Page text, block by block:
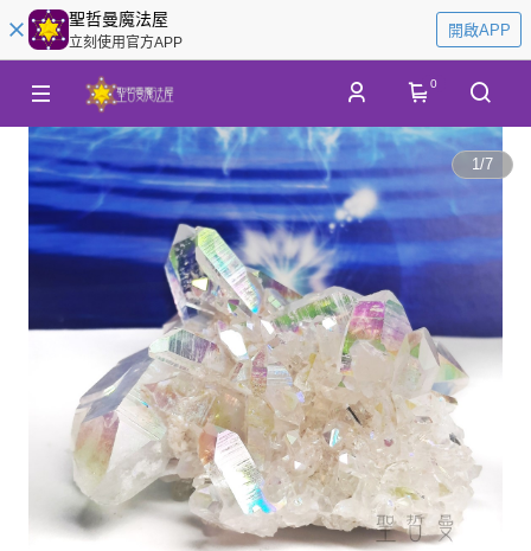
聖哲曼魔法屋
立刻使用官方APP
開啟APP
0
1/7